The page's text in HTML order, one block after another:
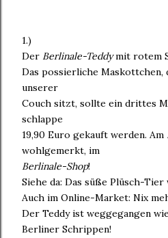
1.)
Der Berlinale-Teddymit rotem
Das possierliche Maskottchen,
unserer
Couch sitzt, sollte ein drittes
schlappe
19,90 Euro gekauft werden. Am
wohlgemerkt, im
Berlinale-Shop!
Siehe da: Das süße Plüsch-
Auch im Online-Market: Nix
Der Teddy ist weggegangen
Berliner Schrippen!